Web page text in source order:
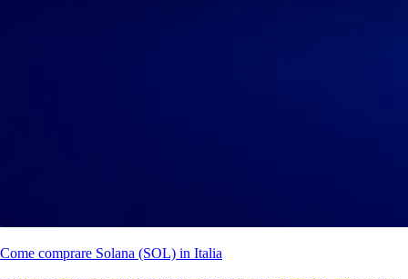
Come comprare Solana (SOL) in Italia